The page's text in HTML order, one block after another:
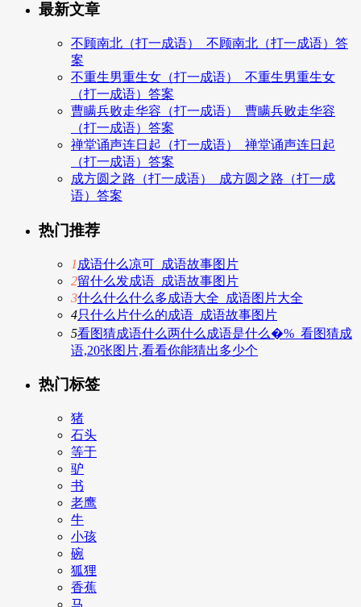
最新文章
不顾南北（打一成语）_不顾南北（打一成语）答
案
不重生男重生女（打一成语）_不重生男重生女
（打一成语）答案
曹瞒兵败走华容（打一成语）_曹瞒兵败走华容
（打一成语）答案
禅堂诵声连日起（打一成语）_禅堂诵声连日起
（打一成语）答案
成方圆之路（打一成语）_成方圆之路（打一成
语）答案
热门推荐
1 成语什么凉可_成语故事图片
2留什么发成语_成语故事图片
3什么什么什么多成语大全_成语图片大全
4只什么片什么的成语_成语故事图片
5看图猜成语什么两什么成语是什么�%_看图猜成
语,20张图片,看看你能猜出多少个
热门标签
猪
石头
等于
驴
书
老鹰
牛
小孩
碗
狐狸
香蕉
马